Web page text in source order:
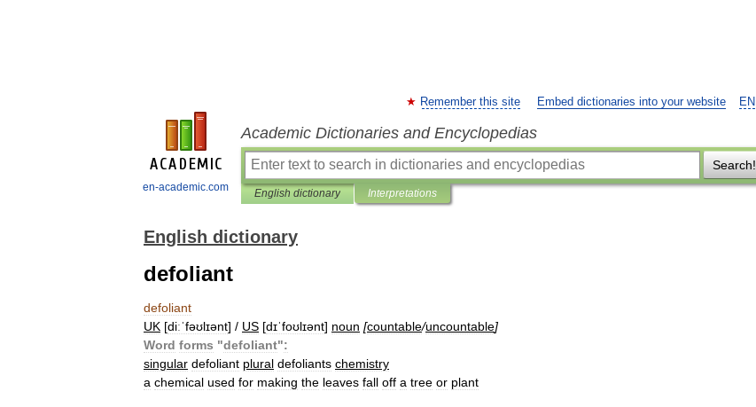
en-academic.com
EN
Remember this site Embed dictionaries into your website
Academic Dictionaries and Encyclopedias
Search!
English dictionary Interpretations
English dictionary
defoliant
defoliant
UK [diːˈfəʊlɪənt] / US [dɪˈfoʊlɪənt] noun [countable/uncountable]
Word forms "defoliant":
singular defoliant plural defoliants chemistry
a chemical used for making the leaves fall off a tree or plant